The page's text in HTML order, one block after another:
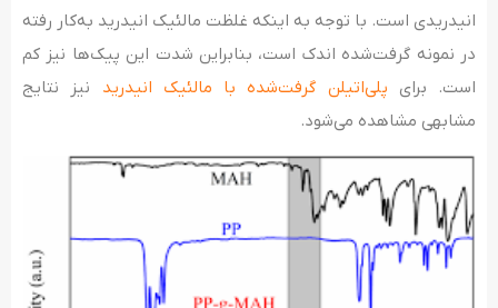
انیدریدی است. با توجه به اینکه غلظت مالئیک انیدرید به­‌کار رفته
در نمونه گرفت­‌شده اندک است، بنابراین شدت این پیک­‌ها نیز کم
است. برای پلی‌اتیلن گرفت‌شده با مالئیک انیدرید نیز نتایج
مشابهی مشاهده می‌شود.